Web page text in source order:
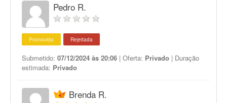
Pedro R.
Promovida Rejeitada
Submetido: 07/12/2024 às 20:06 | Oferta: Privado | Duração
estimada: Privado
Brenda R.